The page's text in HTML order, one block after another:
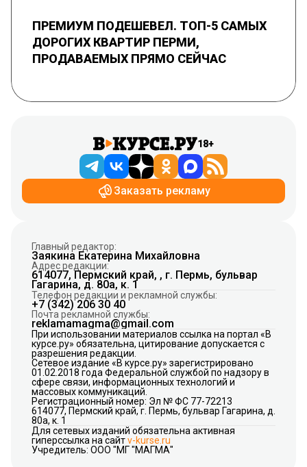
ПРЕМИУМ ПОДЕШЕВЕЛ. ТОП-5 САМЫХ
ДОРОГИХ КВАРТИР ПЕРМИ,
ПРОДАВАЕМЫХ ПРЯМО СЕЙЧАС
18+
Заказать рекламу
Главный редактор:
Заякина Екатерина Михайловна
Адрес редакции:
614077, Пермский край, , г. Пермь, бульвар
Гагарина, д. 80а, к. 1
Телефон редакции и рекламной службы:
+7 (342) 206 30 40
Почта рекламной службы:
reklamamagma@gmail.com
При использовании материалов ссылка на портал «В
курсе.ру» обязательна, цитирование допускается с
разрешения редакции.
Сетевое издание «В курсе.ру» зарегистрировано
01.02.2018 года Федеральной службой по надзору в
сфере связи, информационных технологий и
массовых коммуникаций.
Регистрационный номер: Эл № ФС 77-72213
614077, Пермский край, г. Пермь, бульвар Гагарина, д.
80а, к. 1
Для сетевых изданий обязательна активная
гиперссылка на сайтv-kurse.ru
Учредитель: ООО "МГ "МАГМА"